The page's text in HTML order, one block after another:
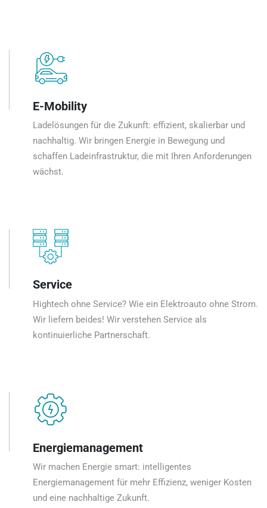
E-Mobility
Ladelösungen für die Zukunft: effizient, skalierbar und
nachhaltig. Wir bringen Energie in Bewegung und
schaffen Ladeinfrastruktur, die mit Ihren Anforderungen
wächst.
Service
Hightech ohne Service? Wie ein Elektroauto ohne Strom.
Wir liefern beides! Wir verstehen Service als
kontinuierliche Partnerschaft.
Energiemanagement
Wir machen Energie smart: intelligentes
Energiemanagement für mehr Effizienz, weniger Kosten
und eine nachhaltige Zukunft.